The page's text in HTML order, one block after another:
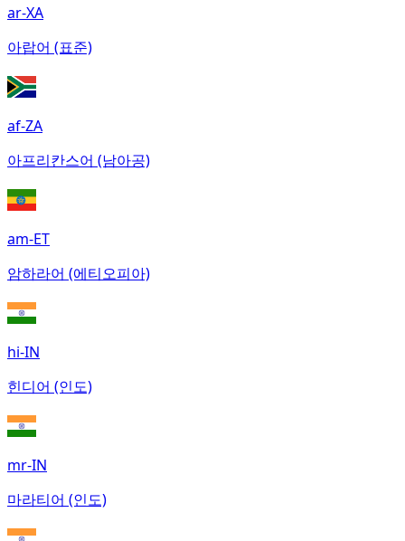
ar-XA
아랍어 (표준)
af-ZA
아프리칸스어 (남아공)
am-ET
암하라어 (에티오피아)
hi-IN
힌디어 (인도)
mr-IN
마라티어 (인도)